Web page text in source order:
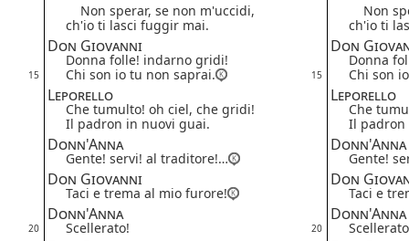
Non sperar, se non m'uccidi,
Non
ch'io ti lasci fuggir mai.
ch'io ti
Don Giovanni Don
Donna folle! indarno gridi! Donna
15 Chi son io tu non saprai. 15 Chi son
Leporello Leporello
Che tumulto! oh ciel, che gridi!
Che
Il padron in nuovi guai.
Il padron
Donn'Anna Donn'Anna
Gente! servi! al traditore!… Gente!
Don Giovanni Don
Taci e trema al mio furore! Taci e
Donn'Anna Donn'Anna
20 Scellerato! 20